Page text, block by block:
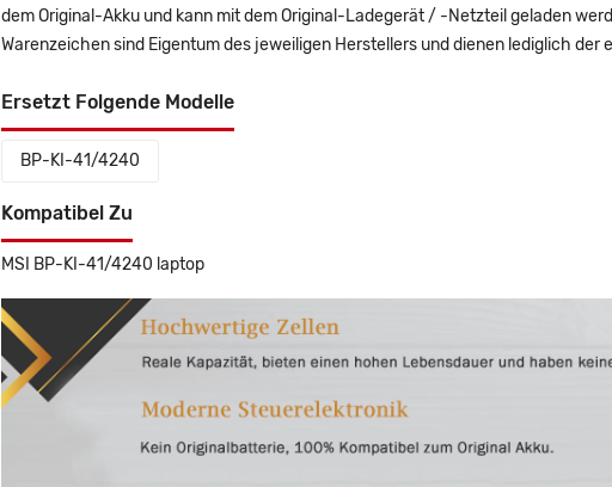
dem Original-Akku und kann mit dem Original-Ladegerät / -Netzteil geladen
Warenzeichen sind Eigentum des jeweiligen Herstellers und dienen lediglich der
Ersetzt Folgende Modelle
BP-KI-41/4240
Kompatibel Zu
MSI BP-KI-41/4240 laptop